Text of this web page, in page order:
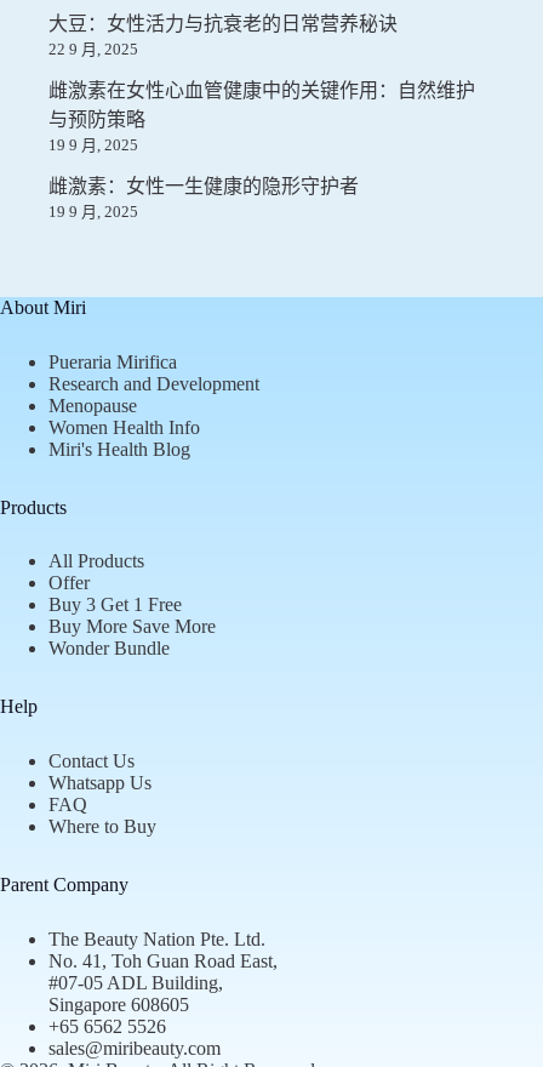
大豆：女性活力与抗衰老的日常营养秘诀
22 9 月, 2025
雌激素在女性心血管健康中的关键作用：自然维护
与预防策略
19 9 月, 2025
雌激素：女性一生健康的隐形守护者
19 9 月, 2025
About Miri
Pueraria Mirifica
Research and Development
Menopause
Women Health Info
Miri's Health Blog
Products
All Products
Offer
Buy 3 Get 1 Free
Buy More Save More
Wonder Bundle
Help
Contact Us
Whatsapp Us
FAQ
Where to Buy
Parent Company
The Beauty Nation Pte. Ltd.
No. 41, Toh Guan Road East,
#07-05 ADL Building,
Singapore 608605
+65 6562 5526
sales@miribeauty.com